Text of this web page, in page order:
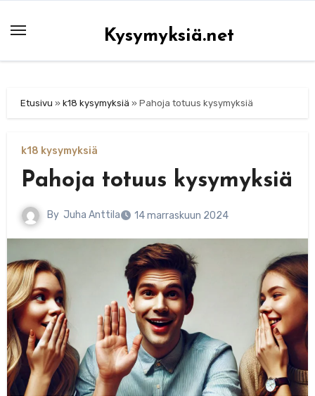
Kysymyksiä.net
Etusivu » k18 kysymyksiä » Pahoja totuus kysymyksiä
k18 kysymyksiä
Pahoja totuus kysymyksiä
By Juha Anttila 14 marraskuun 2024